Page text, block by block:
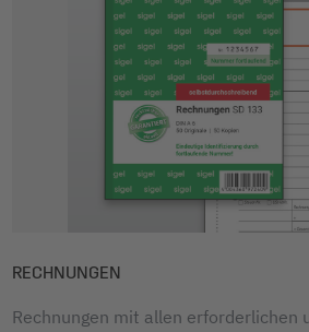
RECHNUNGEN
Rechnungen mit allen erforderlichen